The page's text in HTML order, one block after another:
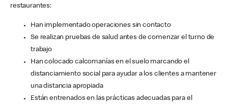
restaurantes:
Han implementado operaciones sin contacto
Se realizan pruebas de salud antes de comenzar el turno de
trabajo
Han colocado calcomanías en el suelo marcando el
distanciamiento social para ayudar a los clientes a mantener
una distancia apropiada
Están entrenados en las prácticas adecuadas para el